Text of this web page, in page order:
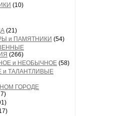
(10)
(21)
и ПАМЯТНИКИ (54)
(266)
и НЕОБЫЧНОЕ (58)
ТАЛАНТЛИВЫЕ
ГОРОДЕ